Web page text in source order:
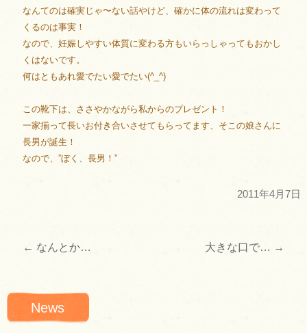
なんてのは確実じゃ〜ない話やけど、確かに体の流れは変わって
くるのは事実！
なので、妊娠しやすい体質に変わる方もいらっしゃってもおかし
くはないです。
何はともあれ愛でたい愛でたい(^_^)
この靴下は、ささやかながら私からのプレゼント！
一家揃って長いお付き合いさせてもらってます、そこの娘さんに
長男が誕生！
なので、”ぼく、長男！”
2011年4月7日
投
ナ
← なんとか… 大きな口で… →
News